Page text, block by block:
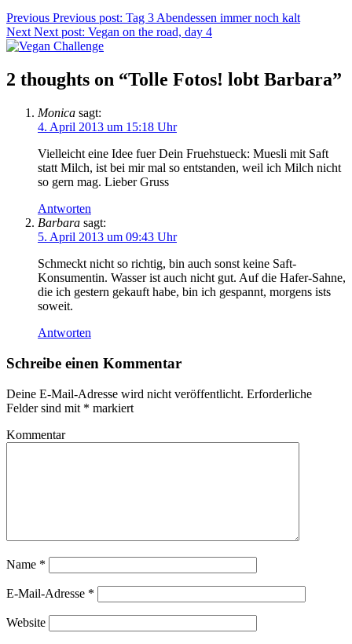
Previous Previous post: Tag 3 Abendessen immer noch kalt
Next Next post: Vegan on the road, day 4
2 thoughts on “Tolle Fotos! lobt Barbara”
Monica sagt:
4. April 2013 um 15:18 Uhr
Vielleicht eine Idee fuer Dein Fruehstueck: Muesli mit Saft
statt Milch, ist bei mir mal so entstanden, weil ich Milch nicht
so gern mag. Lieber Gruss
Antworten
Barbara sagt:
5. April 2013 um 09:43 Uhr
Schmeckt nicht so richtig, bin auch sonst keine Saft-
Konsumentin. Wasser ist auch nicht gut. Auf die Hafer-Sahne,
die ich gestern gekauft habe, bin ich gespannt, morgens ists
soweit.
Antworten
Schreibe einen Kommentar
Deine E-Mail-Adresse wird nicht veröffentlicht. Erforderliche
Felder sind mit * markiert
Kommentar
Name *
E-Mail-Adresse *
Website